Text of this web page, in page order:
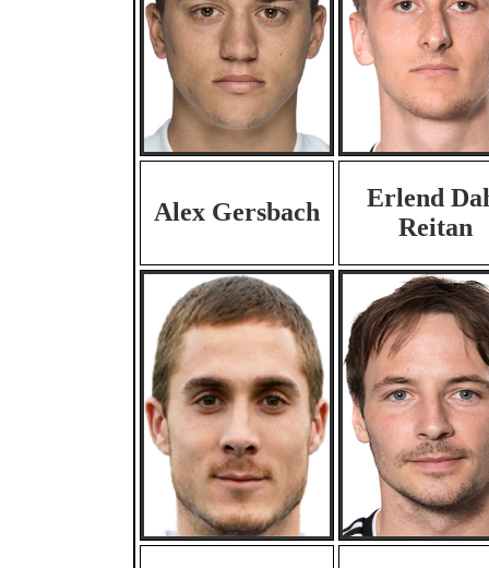
Alex Gersbach
Erlend
Reitan